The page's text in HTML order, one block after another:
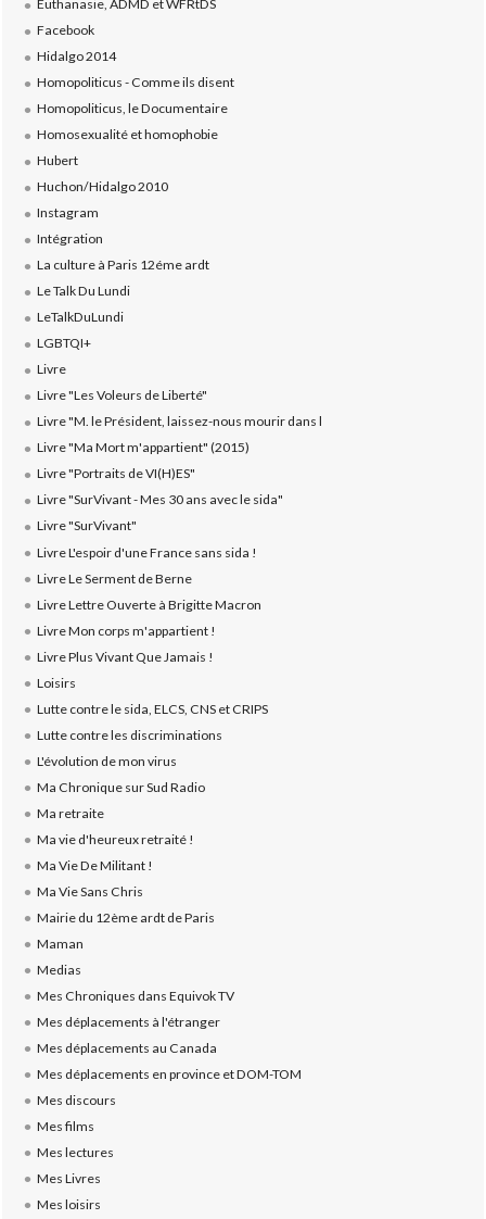
Euthanasie, ADMD et WFRtDS
Facebook
Hidalgo 2014
Homopoliticus - Comme ils disent
Homopoliticus, le Documentaire
Homosexualité et homophobie
Hubert
Huchon/Hidalgo 2010
Instagram
Intégration
La culture à Paris 12éme ardt
Le Talk Du Lundi
LeTalkDuLundi
LGBTQI+
Livre
Livre "Les Voleurs de Liberté"
Livre "M. le Président, laissez-nous mourir dans l
Livre "Ma Mort m'appartient" (2015)
Livre "Portraits de VI(H)ES"
Livre "SurVivant - Mes 30 ans avec le sida"
Livre "SurVivant"
Livre L'espoir d'une France sans sida !
Livre Le Serment de Berne
Livre Lettre Ouverte à Brigitte Macron
Livre Mon corps m'appartient !
Livre Plus Vivant Que Jamais !
Loisirs
Lutte contre le sida, ELCS, CNS et CRIPS
Lutte contre les discriminations
L'évolution de mon virus
Ma Chronique sur Sud Radio
Ma retraite
Ma vie d'heureux retraité !
Ma Vie De Militant !
Ma Vie Sans Chris
Mairie du 12ème ardt de Paris
Maman
Medias
Mes Chroniques dans Equivok TV
Mes déplacements à l'étranger
Mes déplacements au Canada
Mes déplacements en province et DOM-TOM
Mes discours
Mes films
Mes lectures
Mes Livres
Mes loisirs